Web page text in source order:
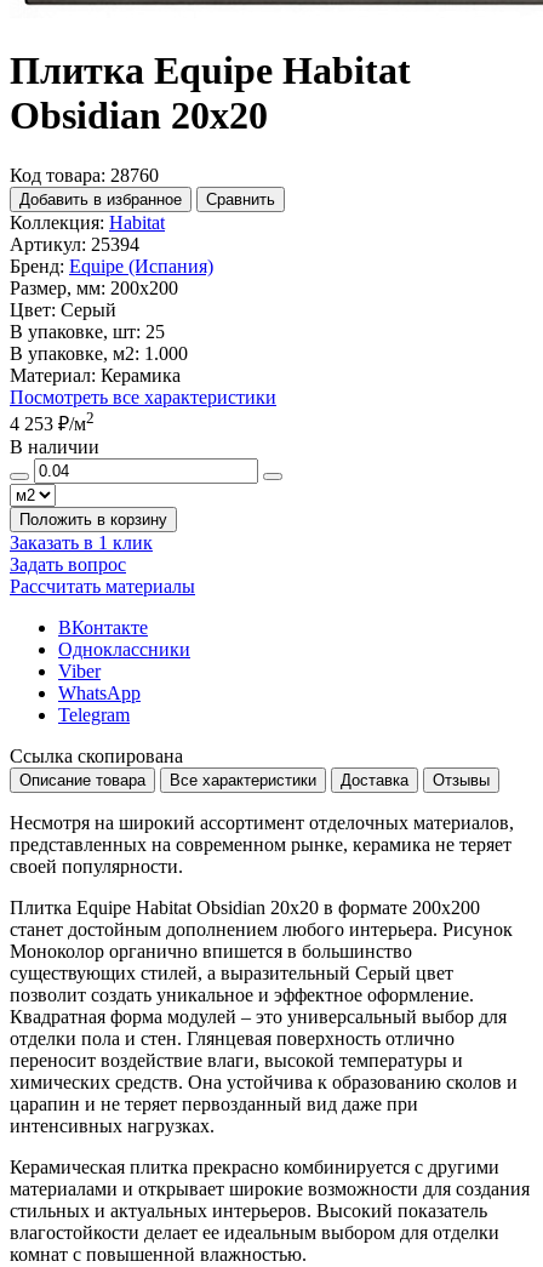
Плитка Equipe Habitat
Obsidian 20x20
Код товара: 28760
Добавить в избранное Сравнить
Коллекция: Habitat
Артикул: 25394
Бренд: Equipe (Испания)
Размер, мм: 200x200
Цвет: Серый
В упаковке, шт: 25
В упаковке, м2: 1.000
Материал: Керамика
Посмотреть все характеристики
4 253 ₽/м2
В наличии
Положить в корзину
Заказать в 1 клик
Задать вопрос
Рассчитать материалы
ВКонтакте
Одноклассники
Viber
WhatsApp
Telegram
Ссылка скопирована
Описание товара Все характеристики Доставка Отзывы
Несмотря на широкий ассортимент отделочных материалов,
представленных на современном рынке, керамика не теряет
своей популярности.
Плитка Equipe Habitat Obsidian 20x20 в формате 200x200
станет достойным дополнением любого интерьера. Рисунок
Моноколор органично впишется в большинство
существующих стилей, а выразительный Серый цвет
позволит создать уникальное и эффектное оформление.
Квадратная форма модулей – это универсальный выбор для
отделки пола и стен. Глянцевая поверхность отлично
переносит воздействие влаги, высокой температуры и
химических средств. Она устойчива к образованию сколов и
царапин и не теряет первозданный вид даже при
интенсивных нагрузках.
Керамическая плитка прекрасно комбинируется с другими
материалами и открывает широкие возможности для создания
стильных и актуальных интерьеров. Высокий показатель
влагостойкости делает ее идеальным выбором для отделки
комнат с повышенной влажностью.